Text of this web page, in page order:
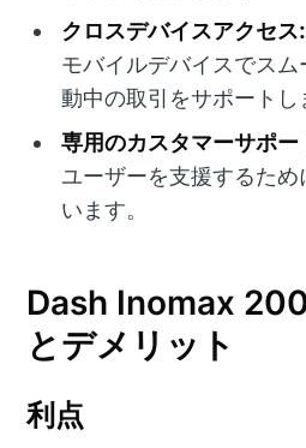
クロスデバイスアクセス:
モバイルデバイスでス
動中の取引をサポートし
専用のカスタマーサポー
ユーザーを支援するた
います。
Dash Inomax
とデメリット
利点